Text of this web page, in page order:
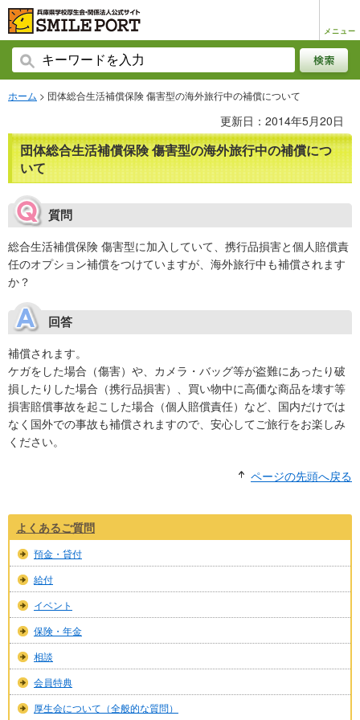
メニュー
ホーム > 団体総合生活補償保険 傷害型の海外旅行中の補償について
よくあるご質問
預金・貸付
給付
イベント
保険・年金
相談
会員特典
厚生会について（全般的な質問）
更新日：2014年5月20日
団体総合生活補償保険 傷害型の海外旅行中の補償につ
いて
質問
総合生活補償保険 傷害型に加入していて、携行品損害と個人賠償責
任のオプション補償をつけていますが、海外旅行中も補償されます
か？
回答
補償されます。
ケガをした場合（傷害）や、カメラ・バッグ等が盗難にあったり破
損したりした場合（携行品損害）、買い物中に高価な商品を壊す等
損害賠償事故を起こした場合（個人賠償責任）など、国内だけでは
なく国外での事故も補償されますので、安心してご旅行をお楽しみ
ください。
ページの先頭へ戻る